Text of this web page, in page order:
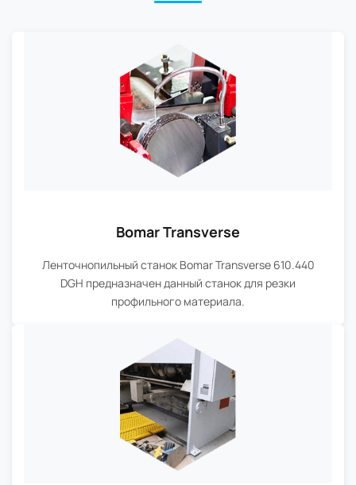
Bomar Transverse
Ленточнопильный станок Bomar Transverse 610.440
DGH предназначен данный станок для резки
профильного материала.